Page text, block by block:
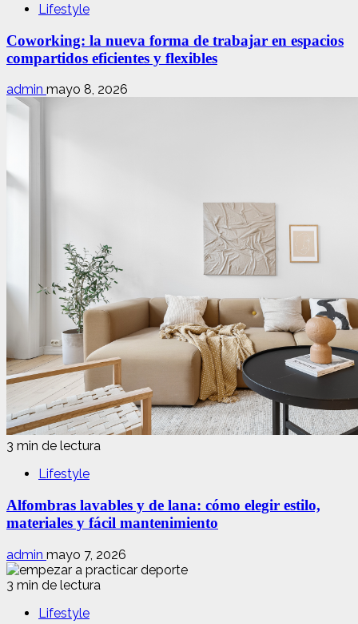
Lifestyle
Coworking: la nueva forma de trabajar en espacios
compartidos eficientes y flexibles
admin mayo 8, 2026
3 min de lectura
Lifestyle
Alfombras lavables y de lana: cómo elegir estilo,
materiales y fácil mantenimiento
admin mayo 7, 2026
3 min de lectura
Lifestyle